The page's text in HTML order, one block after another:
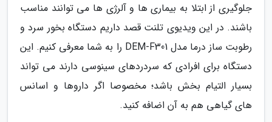
جلوگیری از ابتلا به بیماری ها و آلرژی ها می توانند مناسب
باشند. در این ویدیوی تلنت قصد داریم دستگاه بخور سرد و
رطوبت ساز درما مدل DEM-F301 را به شما معرفی کنیم. این
دستگاه برای افرادی که سردردهای سینوسی دارند می تواند
بسیار التیام بخش باشد؛ مخصوصا اگر داروها و اسانس
های گیاهی هم به آن اضافه کنید.